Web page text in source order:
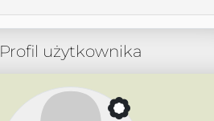
Profil użytkownika